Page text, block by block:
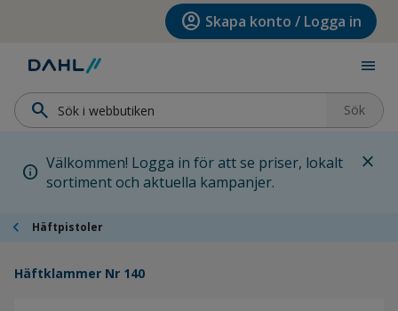
Hoppa till huvudinnehållet account_circle Skapa konto / Logga in
menu
search Sök
info Välkommen! Logga in för att se priser, lokalt
sortiment och aktuella kampanjer.
close
chevron_left Häftpistoler
Häftklammer Nr 140